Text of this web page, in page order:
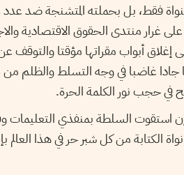
فقط، بل بحملته المتشنجة ضد عدد
غرار منتدى الحقوق الاقتصادية
إغلاق أبواب مقراتها مؤقتا
غاضبا في وجه التسلط والظلم
حجب نور الكلمة الحرة.
استقوت السلطة بمنفذي التعليمات
من كل شبر حر في هذا العالم